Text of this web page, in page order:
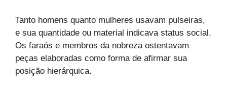
Tanto homens quanto mulheres usavam pulseiras,
e sua quantidade ou material indicava status social.
Os faraós e membros da nobreza ostentavam
peças elaboradas como forma de afirmar sua
posição hierárquica.